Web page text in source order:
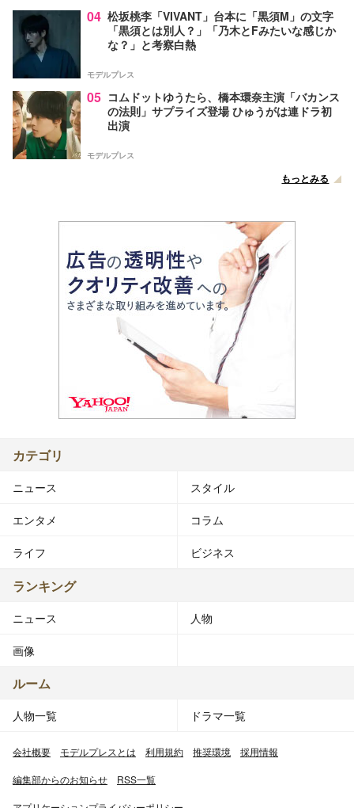
04 松坂桃李「VIVANT」台本に「黒須M」の文字
「黒須とは別人？」「乃木とFみたいな感じか
な？」と考察白熱
モデルプレス
05 コムドットゆうたら、橋本環奈主演「バカンス
の法則」サプライズ登場 ひゅうがは連ドラ初
出演
モデルプレス
もっとみる
カテゴリ
ニュース スタイル
エンタメ コラム
ライフ ビジネス
ランキング
ニュース 人物
画像
ルーム
人物一覧 ドラマ一覧
会社概要 モデルプレスとは 利用規約 推奨環境 採用情報
編集部からのお知らせ RSS一覧